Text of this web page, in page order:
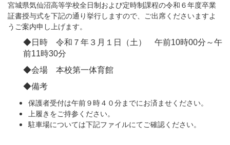
宮城県気仙沼高等学校全日制および定時制課程の令和６年度卒業
証書授与式を下記の通り挙行しますので、ご出席くださいますよ
うご案内申し上げます。
◆日時 令和７年３月１日（土） 午前10時00分～午
前11時30分
◆会場 本校第一体育館
◆備考
保護者受付は午前９時４０分までにお済ませください。
上履きをご持参ください。
駐車場については下記ファイルにてご確認ください。